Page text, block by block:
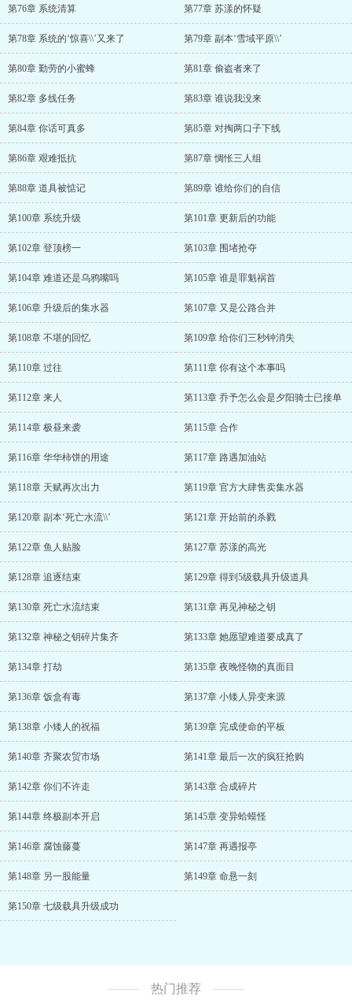
第76章 系统清算 第77章 苏漾的怀疑
第78章 系统的‘惊喜\\’又来了 第79章 副本‘雪域平原\\’
第80章 勤劳的小蜜蜂 第81章 偷盗者来了
第82章 多线任务 第83章 谁说我没来
第84章 你话可真多 第85章 对掏两口子下线
第86章 艰难抵抗 第87章 惆怅三人组
第88章 道具被惦记 第89章 谁给你们的自信
第100章 系统升级 第101章 更新后的功能
第102章 登顶榜一 第103章 围堵抢夺
第104章 难道还是乌鸦嘴吗 第105章 谁是罪魁祸首
第106章 升级后的集水器 第107章 又是公路合并
第108章 不堪的回忆 第109章 给你们三秒钟消失
第110章 过往 第111章 你有这个本事吗
第112章 来人 第113章 乔予怎么会是夕阳骑士已接单
第114章 极昼来袭 第115章 合作
第116章 华华柿饼的用途 第117章 路遇加油站
第118章 天赋再次出力 第119章 官方大肆售卖集水器
第120章 副本‘死亡水流\\’ 第121章 开始前的杀戮
第122章 鱼人贴脸 第127章 苏漾的高光
第128章 追逐结束 第129章 得到5级载具升级道具
第130章 死亡水流结束 第131章 再见神秘之钥
第132章 神秘之钥碎片集齐 第133章 她愿望难道要成真了
第134章 打劫 第135章 夜晚怪物的真面目
第136章 饭盒有毒 第137章 小矮人异变来源
第138章 小矮人的祝福 第139章 完成使命的平板
第140章 齐聚农贸市场 第141章 最后一次的疯狂抢购
第142章 你们不许走 第143章 合成碎片
第144章 终极副本开启 第145章 变异蛤蟆怪
第146章 腐蚀藤蔓 第147章 再遇报亭
第148章 另一股能量 第149章 命悬一刻
第150章 七级载具升级成功
热门推荐